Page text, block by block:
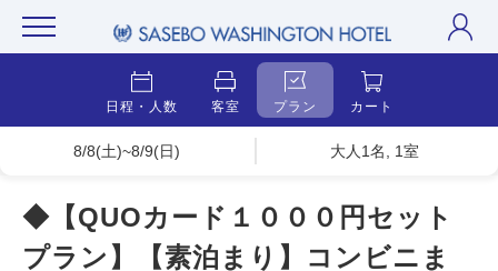
日程・人数 客室 プラン カート
8/8(土)~8/9(日) 大人1名, 1室
◆【QUOカード１０００円セット
プラン】【素泊まり】コンビニま